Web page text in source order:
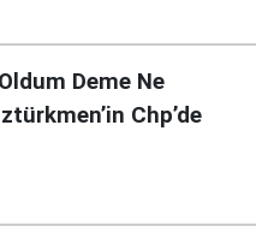
Deme Ne
Chp’de